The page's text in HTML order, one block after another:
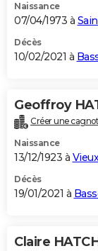
Naissance
07/04/1973 à
Décès
10/02/2021 à
Geoffroy
Créer une
Naissance
13/12/1923 à
Décès
19/01/2021 à
Claire